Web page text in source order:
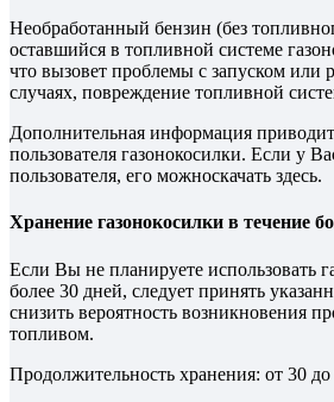
Необработанный бензин (без
оставшийся в топливной системе
что вызовет проблемы с запуском или
случаях, повреждение топливной
Дополнительная информация
пользователя газонокосилки. Если у
пользователя, его можноскачать здесь.
Хранение газонокосилки в течение
Если Вы не планируете использовать
более 30 дней, следует принять
снизить вероятность возникновения
топливом.
Продолжительность хранения: от 30